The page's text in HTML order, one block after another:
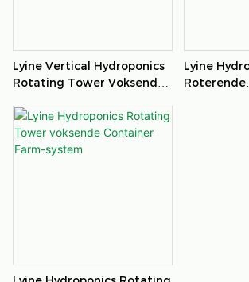
Lyine Vertical Hydroponics
Rotating Tower Voksende
Lyine
Roterende